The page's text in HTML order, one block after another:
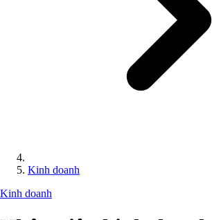
Kinh doanh
Kinh doanh